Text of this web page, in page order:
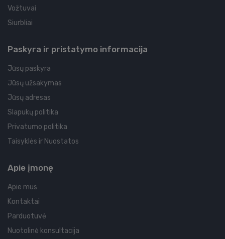
Vožtuvai
Siurbliai
Paskyra ir pristatymo informacija
Jūsų paskyra
Jūsų užsakymas
Jūsų adresas
Slapukų politika
Privatumo politika
Taisyklės ir Nuostatos
Apie įmonę
Apie mus
Kontaktai
Parduotuvė
Nuotolinė konsultacija